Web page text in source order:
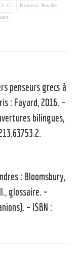
C Romaric Bardet
penseurs grecs à
: Fayard, 2016. –
bilingues,
: Bloomsbury,
glossaire. –
– ISBN :